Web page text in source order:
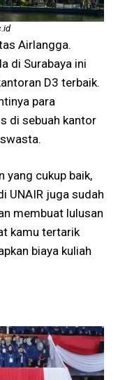
Airlangga.
di Surabaya ini
D3 terbaik.
para
di sebuah kantor
yang cukup baik,
UNAIR juga sudah
membuat lulusan
kamu tertarik
biaya kuliah